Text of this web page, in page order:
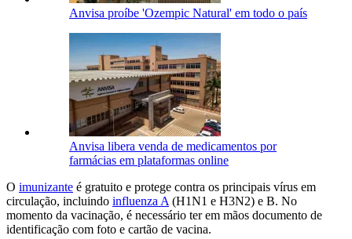
Anvisa proíbe 'Ozempic Natural' em todo o país
Anvisa libera venda de medicamentos por
farmácias em plataformas online
O imunizante é gratuito e protege contra os principais vírus em
circulação, incluindo influenza A (H1N1 e H3N2) e B. No
momento da vacinação, é necessário ter em mãos documento de
identificação com foto e cartão de vacina.